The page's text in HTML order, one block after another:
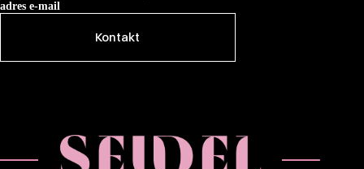
adres e-mail
Kontakt